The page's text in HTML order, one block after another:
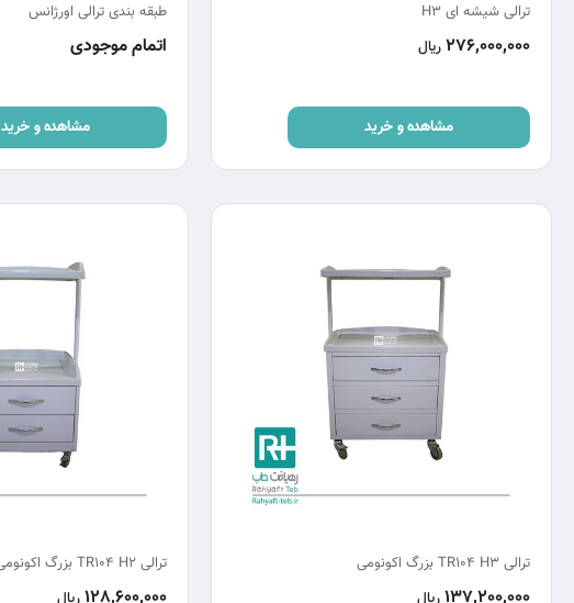
ترالی شیشه ای H3
276,000,000 ریال
مشاهده و خرید
طبقه بندی ترالی اورژانس
اتمام موجودی
مشاهده و خرید
ترالی TR104 H3 بزرگ اکونومی ترالی TR104 H2 بزرگ اکونومی